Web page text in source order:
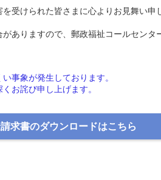
受けられた皆さまに心よりお見舞い申
ありますので、郵政福祉コールセンタ
事象が発生しております。
お詫び申し上げます。
求書のダウンロードはこちら